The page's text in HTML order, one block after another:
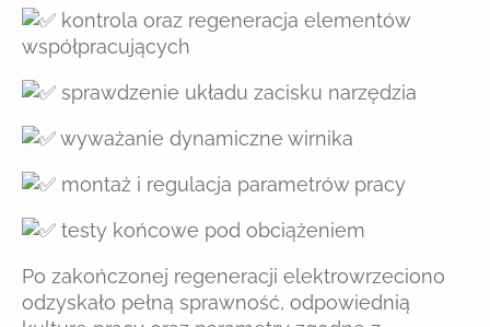
kontrola oraz regeneracja elementów
współpracujących
sprawdzenie układu zacisku narzędzia
wyważanie dynamiczne wirnika
montaż i regulacja parametrów pracy
testy końcowe pod obciążeniem
Po zakończonej regeneracji elektrowrzeciono
odzyskało pełną sprawność, odpowiednią